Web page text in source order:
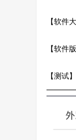
【软件
【软件
【测试